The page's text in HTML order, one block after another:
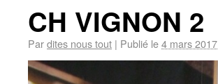
CH VIGNON 2
Pardites nous tout | Publié le4 mars 2017